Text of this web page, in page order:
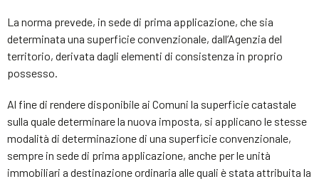
La norma prevede, in sede di prima applicazione, che sia
determinata una superficie convenzionale, dall’Agenzia del
territorio, derivata dagli elementi di consistenza in proprio
possesso.
Al fine di rendere disponibile ai Comuni la superficie catastale
sulla quale determinare la nuova imposta, si applicano le stesse
modalità di determinazione di una superficie convenzionale,
sempre in sede di prima applicazione, anche per le unità
immobiliari a destinazione ordinaria alle quali è stata attribuita la